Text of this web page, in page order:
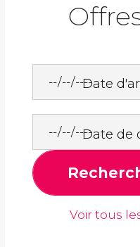
Date
Date de
Voir tous